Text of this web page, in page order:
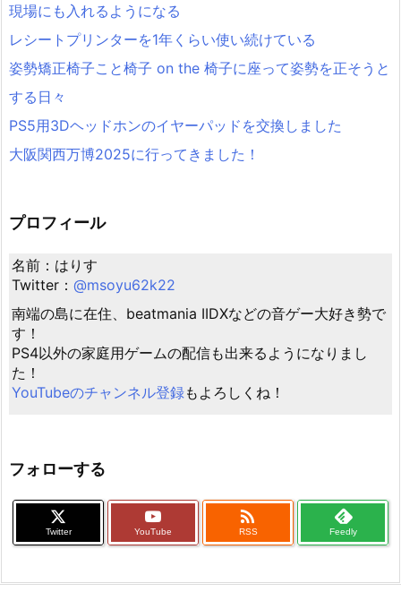
現場にも入れるようになる
レシートプリンターを1年くらい使い続けている
姿勢矯正椅子こと椅子 on the 椅子に座って姿勢を正そうと
する日々
PS5用3Dヘッドホンのイヤーパッドを交換しました
大阪関西万博2025に行ってきました！
プロフィール
名前：はりす
Twitter： @msoyu62k22
南端の島に在住、beatmania IIDXなどの音ゲー大好き勢で
す！
PS4以外の家庭用ゲームの配信も出来るようになりまし
た！
YouTubeのチャンネル登録もよろしくね！
フォローする
Twitter YouTube

RSS Feedly